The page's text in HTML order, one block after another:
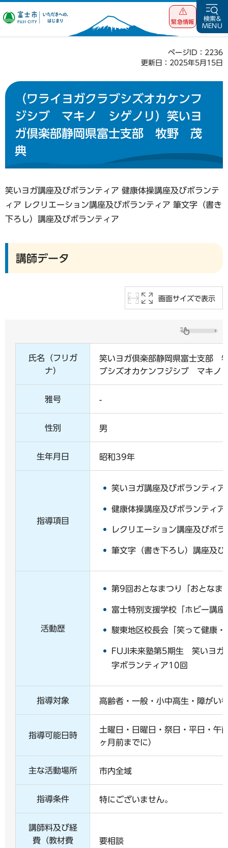
富士市 いただ
緊急情報
検索&
MENU
ページID：2236
更新日：2025年5月15日
（ワライヨガクラブシズオカケンフ
ジシブ マキノ シゲノリ）笑いヨ
ガ倶楽部静岡県富士支部 牧野 茂
典
笑いヨガ講座及びボランティア 健康体操講座及びボランテ
ィア レクリエーション講座及びボランティア 筆文字（書き
下ろし）講座及びボランティア
講師データ
画面サイズで表示
氏名（フリガ
ナ）
笑いヨガ倶楽部静岡県富士支部
ブシズオカケンフジシブ マキノ
雅号 -
性別 男
生年月日 昭和39年
指導項目
笑いヨガ講座及びボランティア
健康体操講座及びボランティア
レクリエーション講座及びボラ
筆文字（書き下ろし）講座及び
活動歴
第9回おとなまつり「おとなま
富士特別支援学校「ホビー講座
駿東地区校長会「笑って健康
FUJI未来塾第5期生 笑いヨガ
字ボランティア10回
指導対象 高齢者・一般・小中高生・障がい
指導可能日時
土曜日・日曜日・祭日・平日・午
ヶ月前までに）
主な活動場所 市内全域
指導条件 特にございません。
講師料及び経
費（教材費
要相談